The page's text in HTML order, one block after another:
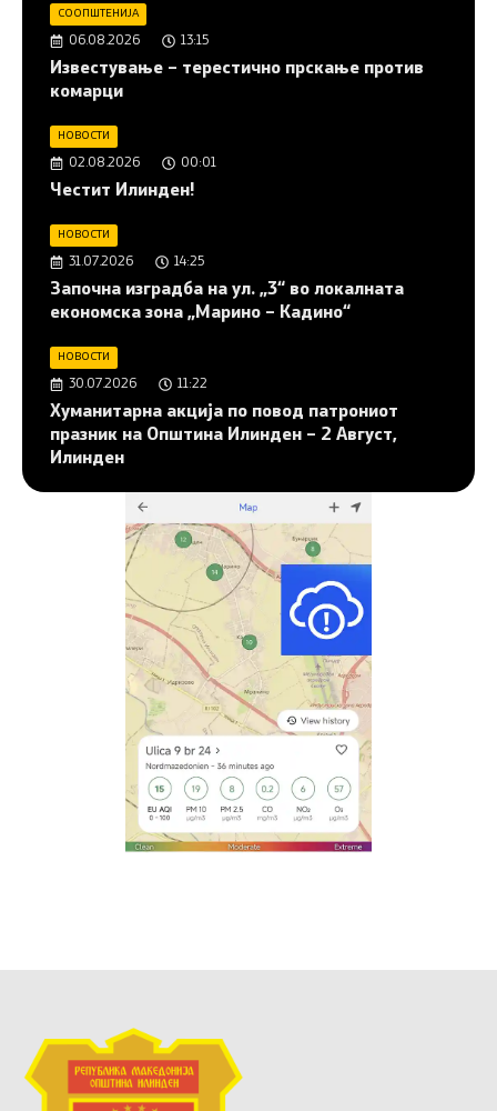
СООПШТЕНИЈА
06.08.2026 13:15
Известување – терестично прскање против
комарци
НОВОСТИ
02.08.2026 00:01
Честит Илинден!
НОВОСТИ
31.07.2026 14:25
Започна изградба на ул. „3“ во локалната
економска зона „Марино – Кадино“
НОВОСТИ
30.07.2026 11:22
Хуманитарна акција по повод патрониот
празник на Општина Илинден – 2 Август,
Илинден